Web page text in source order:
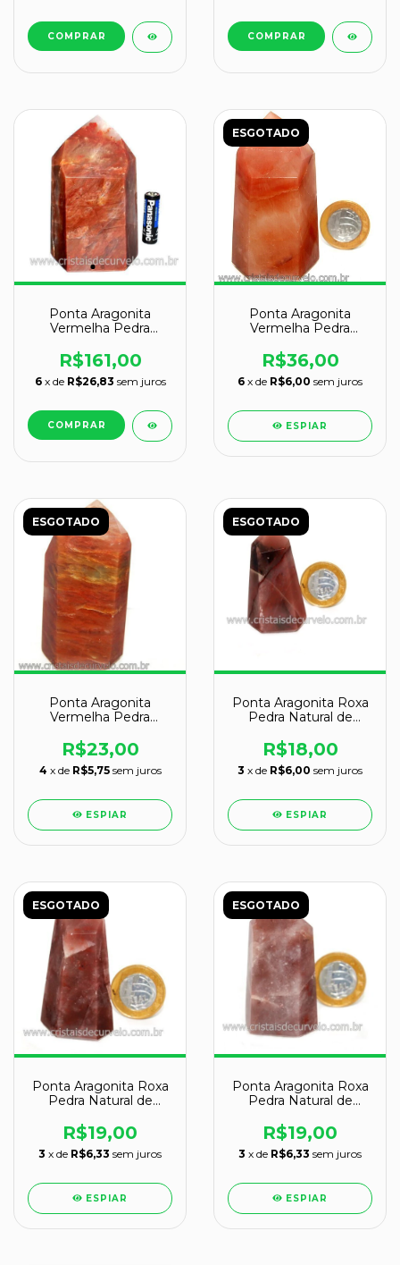
Ponta Aragonita
Vermelha Pedra
Cod135715
R$161,00
6 x de R$26,83 sem juros
ESGOTADO
Ponta Aragonita
Vermelha Pedra
Cod 109663
R$36,00
6 x de R$6,00 sem juros
ESPIAR
ESGOTADO
Ponta Aragonita
Vermelha Pedra
Cod 109669
R$23,00
4 x de R$5,75 sem juros
ESPIAR
ESGOTADO
Ponta Aragonita Roxa
Pedra Natural de
R$18,00
3 x de R$6,00 sem juros
ESPIAR
ESGOTADO
Ponta Aragonita Roxa
Pedra Natural de
R$19,00
3 x de R$6,33 sem juros
ESPIAR
ESGOTADO
Ponta Aragonita Roxa
Pedra Natural de
R$19,00
3 x de R$6,33 sem juros
ESPIAR